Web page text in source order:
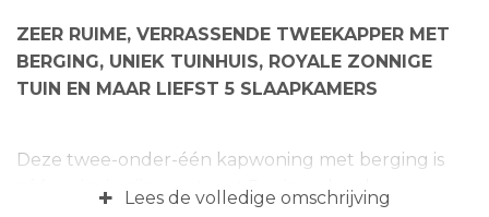
ZEER RUIME, VERRASSENDE TWEEKAPPER MET
BERGING, UNIEK TUINHUIS, ROYALE ZONNIGE
TUIN EN MAAR LIEFST 5 SLAAPKAMERS
Deze twee-onder-één kapwoning met berging is
zéér ruim in zijn soort met 5 ruime slaapkamers,
+ Lees de volledige omschrijving